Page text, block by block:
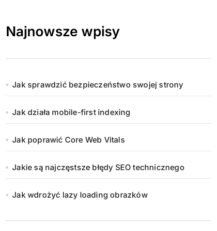
Najnowsze wpisy
Jak sprawdzić bezpieczeństwo swojej strony
Jak działa mobile-first indexing
Jak poprawić Core Web Vitals
Jakie są najczęstsze błędy SEO technicznego
Jak wdrożyć lazy loading obrazków